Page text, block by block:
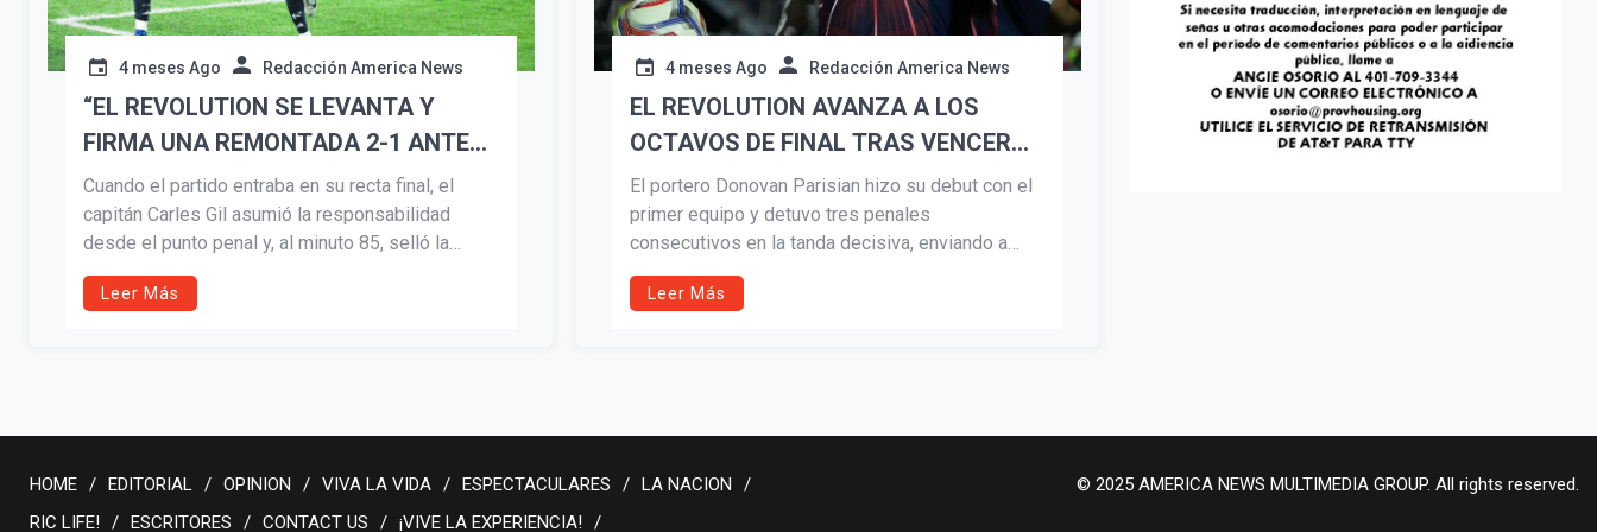
4 meses Ago Redacción America News
“EL REVOLUTION SE LEVANTA Y
FIRMA UNA REMONTADA 2-1 ANTE
COLUMBUS CREW”
Cuando el partido entraba en su recta final, el
capitán Carles Gil asumió la responsabilidad
desde el punto penal y, al minuto 85, selló la
remontada con su primer gol de la temporada
2026. Con este tanto, el español alcanzó un hito
Leer Más
4 meses Ago Redacción America News
EL REVOLUTION AVANZA A LOS
OCTAVOS DE FINAL TRAS VENCER
AL RHODE ISLAND FC EN LA TANDA
DE PENALES.
El portero Donovan Parisian hizo su debut con el
primer equipo y detuvo tres penales
consecutivos en la tanda decisiva, enviando a
New England a los octavos de final por 13.ª vez
en la historia del club.
Leer Más
HOME EDITORIAL OPINION VIVA LA VIDA ESPECTACULARES
LA NACION
RIC LIFE!
ESCRITORES CONTACT US ¡VIVE LA EXPERIENCIA!
© 2025 AMERICA NEWS MULTIMEDIA GROUP. All rights reserved.